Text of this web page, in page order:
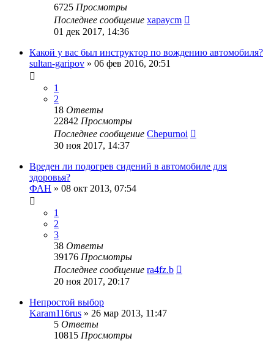
6725 Просмотры
Последнее сообщение xapaycm
01 дек 2017, 14:36
Какой у вас был инструктор по вождению автомобиля?
sultan-garipov » 06 фев 2016, 20:51
1
2
18 Ответы
22842 Просмотры
Последнее сообщение Chepurnoi
30 ноя 2017, 14:37
Вреден ли подогрев сидений в автомобиле для
здоровья?
ФАН » 08 окт 2013, 07:54
1
2
3
38 Ответы
39176 Просмотры
Последнее сообщение ra4fz.b
20 ноя 2017, 20:17
Непростой выбор
Karam116rus » 26 мар 2013, 11:47
5 Ответы
10815 Просмотры